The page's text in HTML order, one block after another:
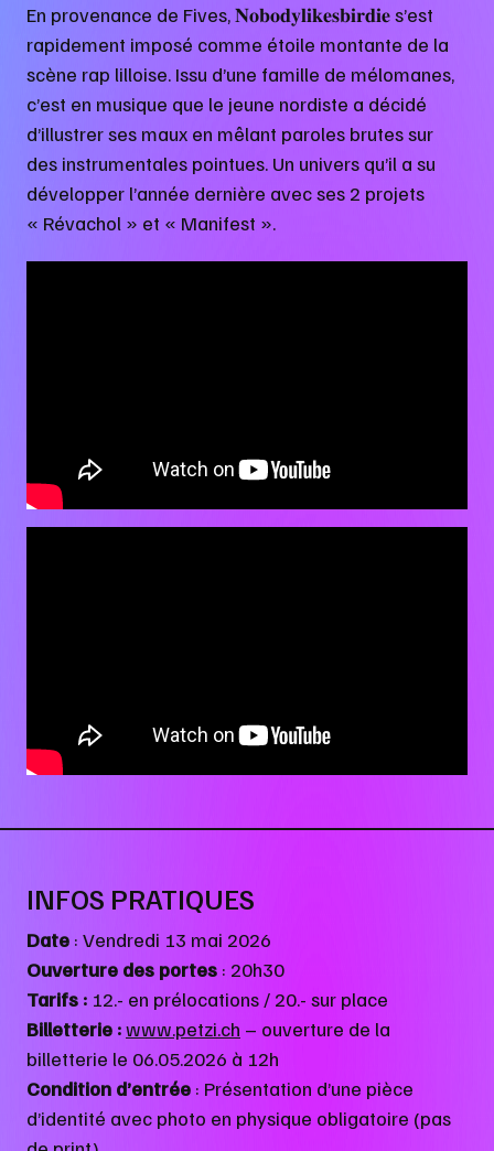
En provenance de Fives, 𝐍𝐨𝐛𝐨𝐝𝐲𝐥𝐢𝐤𝐞𝐬𝐛𝐢𝐫𝐝𝐢𝐞 s’est
rapidement imposé comme étoile montante de la
scène rap lilloise. Issu d’une famille de mélomanes,
c’est en musique que le jeune nordiste a décidé
d’illustrer ses maux en mêlant paroles brutes sur
des instrumentales pointues. Un univers qu’il a su
développer l’année dernière avec ses 2 projets
« Révachol » et « Manifest ».
INFOS PRATIQUES
Date : Vendredi 13 mai 2026
Ouverture des portes : 20h30
Tarifs : 12.- en prélocations / 20.- sur place
Billetterie :www.petzi.ch – ouverture de la
billetterie le 06.05.2026 à 12h
Condition d’entrée : Présentation d’une pièce
d’identité avec photo en physique obligatoire (pas